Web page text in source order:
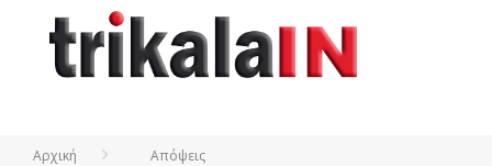
Αρχική Απόψεις